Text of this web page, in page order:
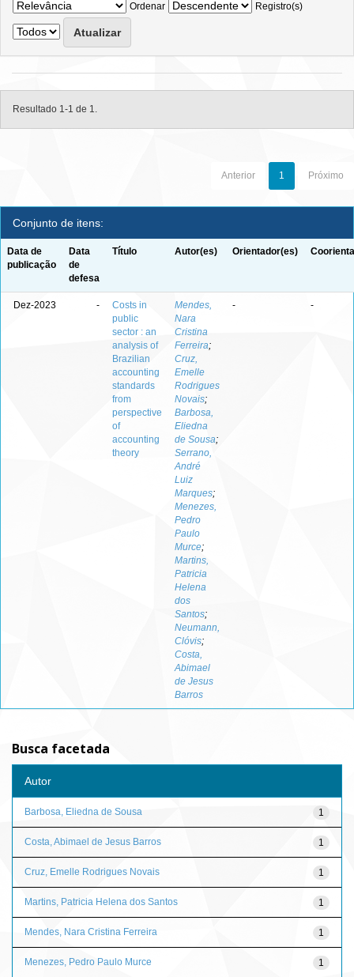
Ordenar
Registro(s)
Resultado 1-1 de 1.
Anterior 1 Próximo
Conjunto de itens:
Data de
publicação
Data
de
defesa
Título Autor(es) Orientador(es)
Dez-2023 -
Costs in
public
sector : an
analysis of
Brazilian
accounting
standards
from
perspective
of
accounting
theory
Mendes,
Nara
Cristina
Ferreira;
Cruz,
Emelle
Rodrigues
Novais;
Barbosa,
Eliedna
de Sousa;
Serrano,
André
Luiz
Marques;
Menezes,
Pedro
Paulo
Murce;
Martins,
Patricia
Helena
dos
Santos;
Neumann,
Clóvis;
Costa,
Abimael
de Jesus
Barros
- -
Busca facetada
Autor
1
Barbosa, Eliedna de Sousa
1
Costa, Abimael de Jesus Barros
1
Cruz, Emelle Rodrigues Novais
1
Martins, Patricia Helena dos Santos
1
Mendes, Nara Cristina Ferreira
1
Menezes, Pedro Paulo Murce